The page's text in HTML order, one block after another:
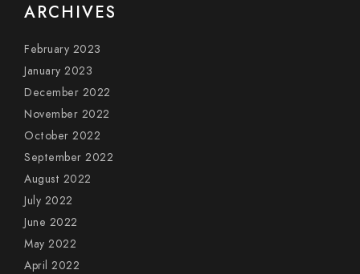
ARCHIVES
February 2023
January 2023
December 2022
November 2022
October 2022
September 2022
August 2022
July 2022
June 2022
May 2022
April 2022